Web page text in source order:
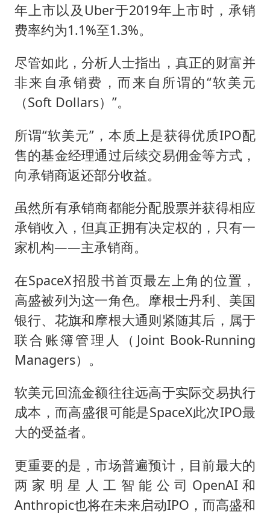
年上市以及Uber于2019年上市时，承销
费率约为1.1%至1.3%。
尽管如此，分析人士指出，真正的财富并
非来自承销费，而来自所谓的“软美元
（Soft Dollars）”。
所谓“软美元”，本质上是获得优质IPO配
售的基金经理通过后续交易佣金等方式，
向承销商返还部分收益。
虽然所有承销商都能分配股票并获得相应
承销收入，但真正拥有决定权的，只有一
家机构——主承销商。
在SpaceX招股书首页最左上角的位置，
高盛被列为这一角色。摩根士丹利、美国
银行、花旗和摩根大通则紧随其后，属于
联合账簿管理人（Joint Book-Running
Managers）。
软美元回流金额往往远高于实际交易执行
成本，而高盛很可能是SpaceX此次IPO最
大的受益者。
更重要的是，市场普遍预计，目前最大的
两家明星人工智能公司OpenAI和
Anthropic也将在未来启动IPO，而高盛和